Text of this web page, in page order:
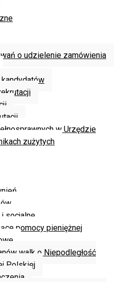
o udzielenie zamówienia
w Urzędzie
zużytych
socjalne
pomocy pieniężnej
walk o Niepodległość
Polskiej